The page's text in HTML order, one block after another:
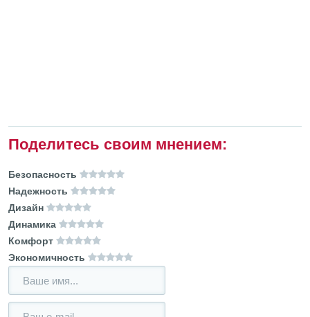
Поделитесь своим мнением:
Безопасность
Надежность
Дизайн
Динамика
Комфорт
Экономичность